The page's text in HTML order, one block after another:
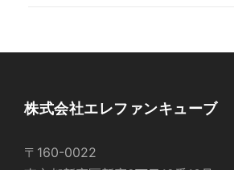
株式会社エレファンキューブ
〒160-0022